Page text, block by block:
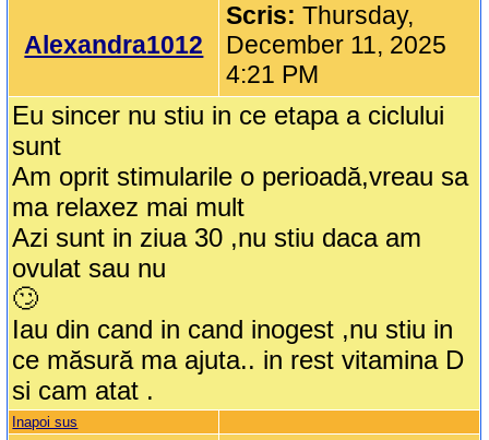
Alexandra1012
Scris:Thursday,
December 11, 2025
4:21 PM
Eu sincer nu stiu in ce etapa a ciclului
sunt
Am oprit stimularile o perioadă,vreau sa
ma relaxez mai mult
Azi sunt in ziua 30 ,nu stiu daca am
ovulat sau nu
🙄
Iau din cand in cand inogest ,nu stiu in
ce măsură ma ajuta.. in rest vitamina D
si cam atat .
Inapoi sus